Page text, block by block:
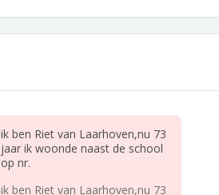
ik ben Riet van Laarhoven,nu 73
jaar ik woonde naast de school
op nr.
ik ben Riet van Laarhoven,nu 73